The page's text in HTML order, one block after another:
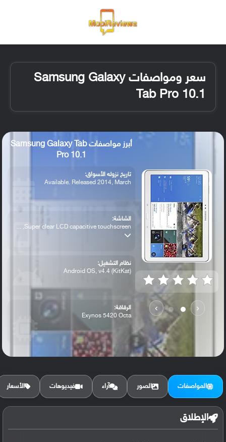
سعر ومواصفات Samsung Galaxy
Tab Pro 10.1
‹
›
أبرز مواصفات Samsung Galaxy Tab
Pro 10.1
تاريخ نزوله الأسواق:
Available. Released 2014, March
الشاشة:
Super clear LCD capacitive touchscreen, ...
نظام التشغيل:
Android OS, v4.4 (KitKat)
الرقاقة:
Exynos 5420 Octa
الرام / التخزين:
المواصفات الصور آراء فيديوهات الأسعار
الإطلاق